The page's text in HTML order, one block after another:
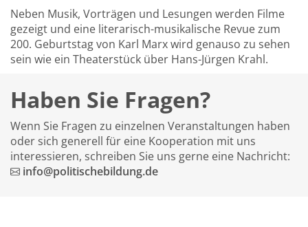
Neben Musik, Vorträgen und Lesungen werden Filme
gezeigt und eine literarisch-musikalische Revue zum
200. Geburtstag von Karl Marx wird genauso zu sehen
sein wie ein Theaterstück über Hans-Jürgen Krahl.
Haben Sie Fragen?
Wenn Sie Fragen zu einzelnen Veranstaltungen haben
oder sich generell für eine Kooperation mit uns
interessieren, schreiben Sie uns gerne eine Nachricht:
info@politischebildung.de